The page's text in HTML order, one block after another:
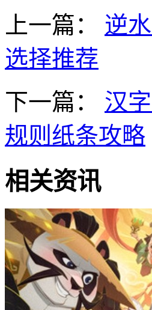
上一篇：
逆
选择推荐
下一篇：
汉
规则纸条攻略
相关资讯